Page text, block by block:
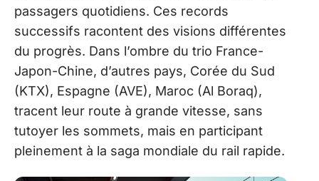
passagers quotidiens. Ces records
successifs racontent des visions différentes
du progrès. Dans l’ombre du trio France-
Japon-Chine, d’autres pays, Corée du Sud
(KTX), Espagne (AVE), Maroc (Al Boraq),
tracent leur route à grande vitesse, sans
tutoyer les sommets, mais en participant
pleinement à la saga mondiale du rail rapide.